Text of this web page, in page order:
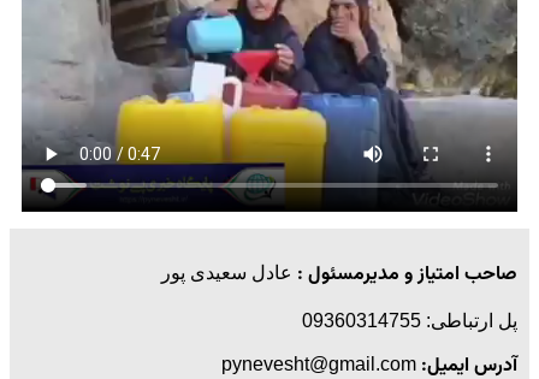
صاحب امتیاز و مدیرمسئول : عادل سعیدی پور
پل ارتباطی: 09360314755
آدرس ایمیل: